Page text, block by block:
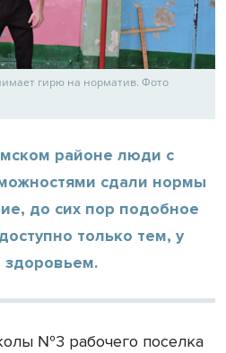
гирю на норматив. Фото
районе люди с
сдали нормы
до сих пор подобное
только тем, у
здоровьем.
№3 рабочего поселка